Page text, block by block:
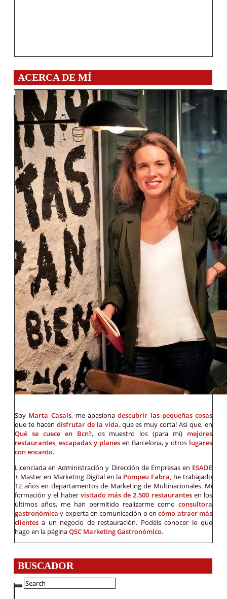
ACERCA DE MÍ
Soy Marta Casals, me apasionadescubrir las pequeñas cosas
que te hacen disfrutar de la vida,que es muy corta! Así que, en
Qué se cuece en Bcn?, os muestro los (para mí) mejores
restaurantes, escapadas y planes en Barcelona, y otros lugares
con encanto.
Licenciada en Administración y Dirección de Empresas en ESADE
+ Master en Marketing Digital en la Pompeu Fabra, he trabajado
12 años en departamentos de Marketing de Multinacionales. Mi
formación y el haber visitado más de 2.500 restaurantes en los
últimos años, me han permitido realizarme como consultora
gastronómicay experta en comunicación o encómo atraer más
clientes a un negocio de restauración. Podéis conocer lo que
hago en la páginaQSC Marketing Gastronómico.
BUSCADOR